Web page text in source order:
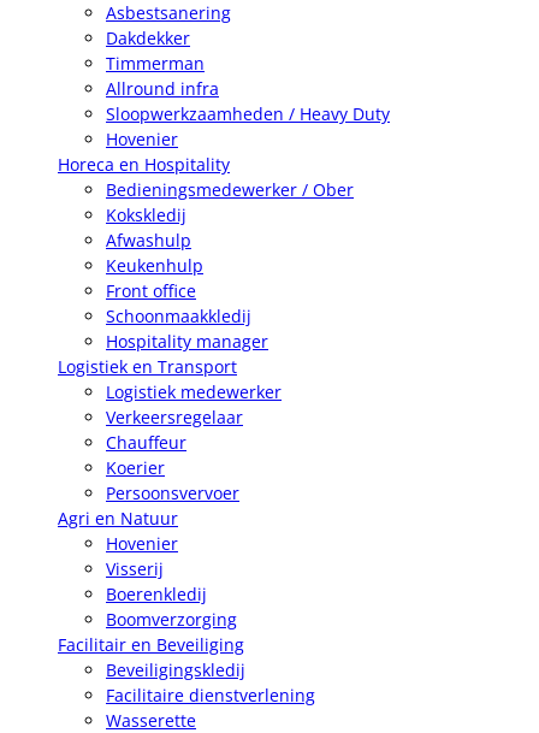
Asbestsanering
Dakdekker
Timmerman
Allround infra
Sloopwerkzaamheden / Heavy Duty
Hovenier
Horeca en Hospitality
Bedieningsmedewerker / Ober
Kokskledij
Afwashulp
Keukenhulp
Front office
Schoonmaakkledij
Hospitality manager
Logistiek en Transport
Logistiek medewerker
Verkeersregelaar
Chauffeur
Koerier
Persoonsvervoer
Agri en Natuur
Hovenier
Visserij
Boerenkledij
Boomverzorging
Facilitair en Beveiliging
Beveiligingskledij
Facilitaire dienstverlening
Wasserette